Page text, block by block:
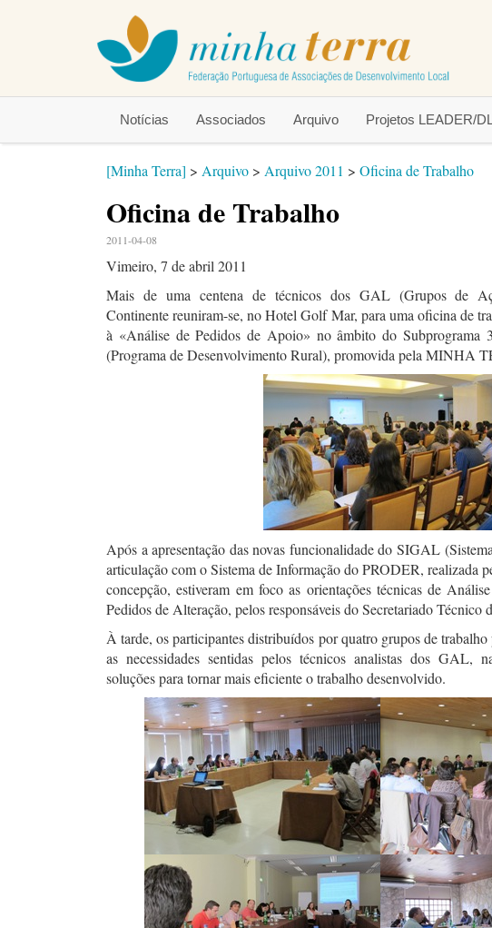
Notícias Associados Arquivo Projetos LEADER/
[Minha Terra] > Arquivo > Arquivo 2011 > Oficina de Trabalho
Oficina de Trabalho
2011-04-08
Vimeiro, 7 de abril 2011
Mais de uma centena de técnicos dos GAL (Grupos de
Continente reuniram-se, no Hotel Golf Mar, para uma oficina de
à «Análise de Pedidos de Apoio» no âmbito do Subprograma
(Programa de Desenvolvimento Rural), promovida pela MINHA
Após a apresentação das novas funcionalidade do SIGAL
articulação com o Sistema de Informação do PRODER, realizada
concepção, estiveram em foco as orientações técnicas de
Pedidos de Alteração, pelos responsáveis do Secretariado Técnico
À tarde, os participantes distribuídos por quatro grupos de
as necessidades sentidas pelos técnicos analistas dos GAL,
soluções para tornar mais eficiente o trabalho desenvolvido.